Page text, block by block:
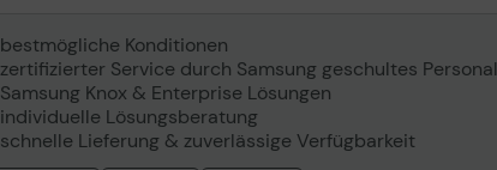
bestmögliche Konditionen
zertifizierter Service durch Samsung geschultes Personal
Samsung Knox & Enterprise Lösungen
individuelle Lösungsberatung
schnelle Lieferung & zuverlässige Verfügbarkeit